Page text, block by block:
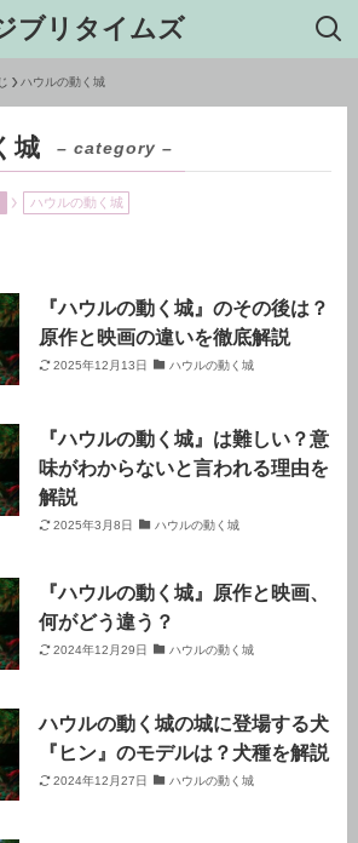
ブリタイムズ
ハウルの動く城
城 – category –
ハウルの動く城
『ハウルの動く城』のその後は？
原作と映画の違いを徹底解説
2025年12月13日 ハウルの動く城
『ハウルの動く城』は難しい？意
味がわからないと言われる理由を
解説
2025年3月8日 ハウルの動く城
『ハウルの動く城』原作と映画、
何がどう違う？
2024年12月29日 ハウルの動く城
ハウルの動く城の城に登場する犬
『ヒン』のモデルは？犬種を解説
2024年12月27日 ハウルの動く城